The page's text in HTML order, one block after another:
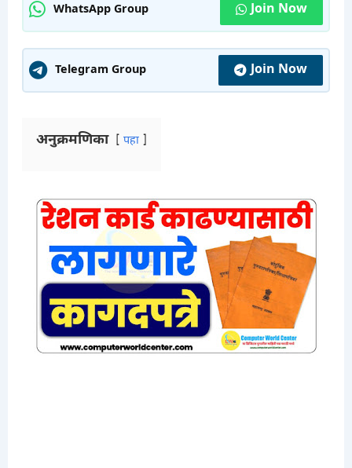
WhatsApp Group Join Now
Telegram Group Join Now
अनुक्रमणिका पहा